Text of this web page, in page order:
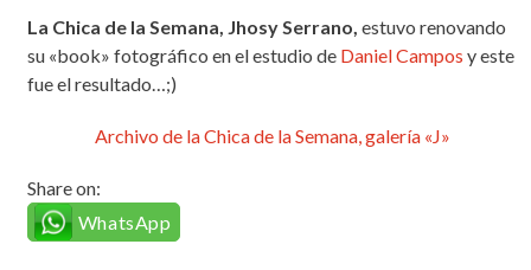
La Chica de la Semana, Jhosy Serrano, estuvo renovando
su «book» fotográfico en el estudio de Daniel Campos y este
fue el resultado…;)
Archivo de la Chica de la Semana, galería «J»
Share on:
WhatsApp